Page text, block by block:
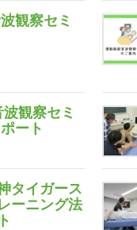
観察セミ
観察セミ
ート
タイガース
ーニング法